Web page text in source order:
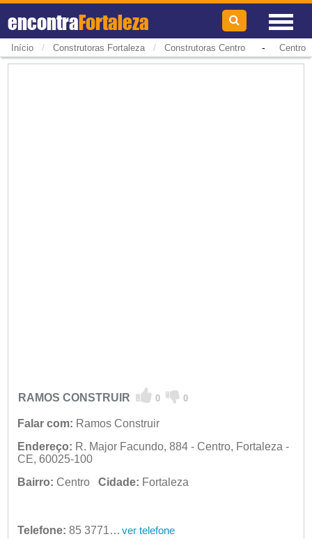
encontraFortaleza
Início / Construtoras Fortaleza / Construtoras Centro- Centro
RAMOS CONSTRUIR 0 0
Falar com: Ramos Construir
Endereço: R. Major Facundo, 884 - Centro, Fortaleza -
CE, 60025-100
Bairro: Centro Cidade: Fortaleza
Telefone: 85 3771-1083 ver telefone